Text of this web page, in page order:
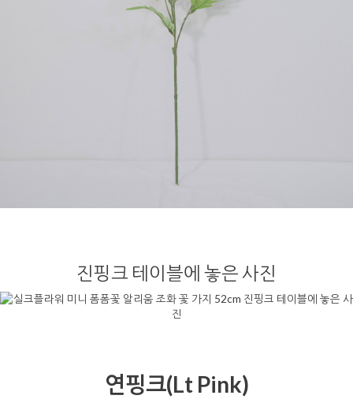
진핑크 테이블에 놓은 사진
연핑크(Lt Pink)